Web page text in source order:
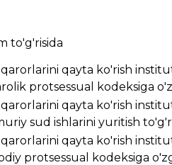
to'g'risida
qayta ko'rish
protsessual kodeksiga
qayta ko'rish
sud ishlarini yuritish
qayta ko'rish
protsessual kodeksiga